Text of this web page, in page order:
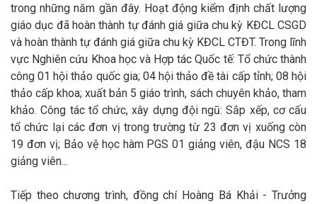
trong những năm gần đây. Hoạt động kiểm định chất lượng
giáo dục đã hoàn thành tự đánh giá giữachu kỳ KĐCL CSGD
và hoàn thành tự đánh giá giữa chu kỳ KĐCL CTĐT. Trong lĩnh
vực Nghiên cứu Khoa học và Hợp tác Quốc tế: Tổ chức thành
công 01 hội thảo quốc gia; 04 hội thảo đề tài cấp tỉnh; 08 hội
thảo cấp khoa; xuất bản 5 giáo trình, sách chuyên khảo, tham
khảo. Công tác tổ chức, xây dựng đội ngũ: Sắp xếp, cơ cấu
tổ chức lại các đơn vị trong trường từ 23 đơn vị xuống còn
19 đơn vị; Bảo vệ học hàm PGS 01 giảng viên, đậu NCS 18
giảng viên...
Tiếp theo chương trình, đồng chí Hoàng Bá Khải - Trưởng